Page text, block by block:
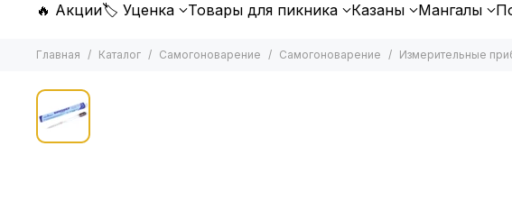
🔥 Акции🏷 Уценка Товары для пикника Казаны Мангалы
Главная Каталог Самогоноварение Самогоноварение Измерительные